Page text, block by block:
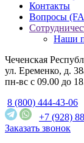
Контакты
Вопросы
Наши
Чеченская
ул. Еременко, д.
пн-вс с 09.00 до
8 (800) 444-43-06
+7 (928)
Заказать звонок